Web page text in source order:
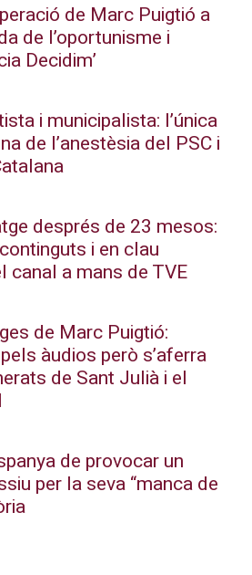
de Marc Puigtió a
de l’oportunisme i
Decidim’
i municipalista: l’única
de l’anestèsia del PSC i
després de 23 mesos:
i en clau
canal a mans de TVE
de Marc Puigtió:
àudios però s’aferra
de Sant Julià i el
de provocar un
per la seva “manca de